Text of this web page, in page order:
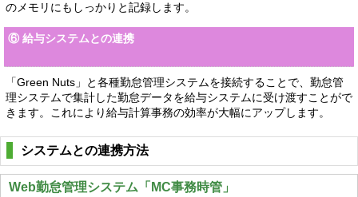
のメモリにもしっかりと記録します。
⑥ 給与システムとの連携
「Green Nuts」と各種勤怠管理システムを接続することで、勤怠管
理システムで集計した勤怠データを給与システムに受け渡すことがで
きます。これにより給与計算事務の効率が大幅にアップします。
システムとの連携方法
Web勤怠管理システム「MC事務時管」